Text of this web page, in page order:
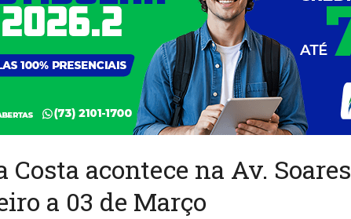
Costa acontece na Av. Soares
a 03 de Março